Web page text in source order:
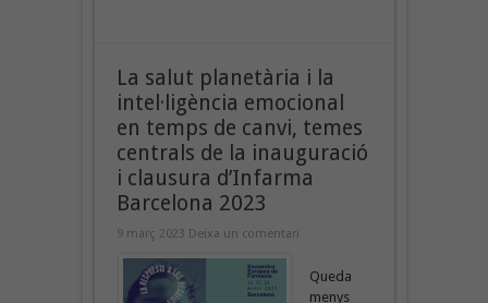
La salut planetària i la
intel·ligència emocional
en temps de canvi, temes
centrals de la inauguració
i clausura d’Infarma
Barcelona 2023
9 març 2023 Deixa un comentari
Queda
menys